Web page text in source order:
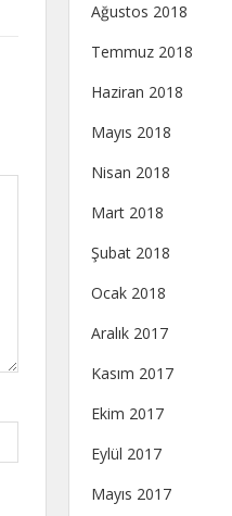
Ağustos 2018
Temmuz 2018
Haziran 2018
Mayıs 2018
Nisan 2018
Mart 2018
Şubat 2018
Ocak 2018
Aralık 2017
Kasım 2017
Ekim 2017
Eylül 2017
Mayıs 2017